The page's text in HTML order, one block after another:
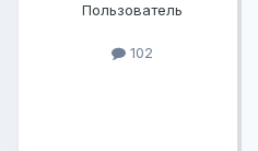
Пользователь
102